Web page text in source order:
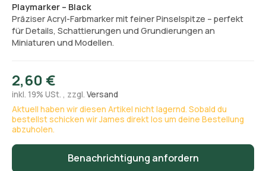
Playmarker – Black
Präziser Acryl-Farbmarker mit feiner Pinselspitze – perfekt
für Details, Schattierungen und Grundierungen an
Miniaturen und Modellen.
2,60 €
inkl. 19% USt. , zzgl. Versand
Aktuell haben wir diesen Artikel nicht lagernd. Sobald du
bestellst schicken wir James direkt los um deine Bestellung
abzuholen.
Benachrichtigung anfordern